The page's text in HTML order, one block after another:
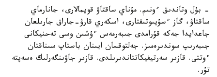
- بۇل وتاندىق ءونىم. مۇناي ساقتاۋ قويمالارى، جانارماي
ساقتاۋ، گاز ءسۇيىوتىقتارى، اسكەري قارۋ-جاراق جارىلعان
جاعدايدا جەكە قۇرامدى جىبەرمەس ءۇشىن وسى تەحنيكانى
جىبەرىپ سوندىرەمىز. جەلتوقسان ايىنان باستاپ سىناقتان
ءوتتى. قازىر سەرتيفيكاتتاندىرىلدى. قازىر جاۋىنگەرلىك ەسەپتە
تۇر.